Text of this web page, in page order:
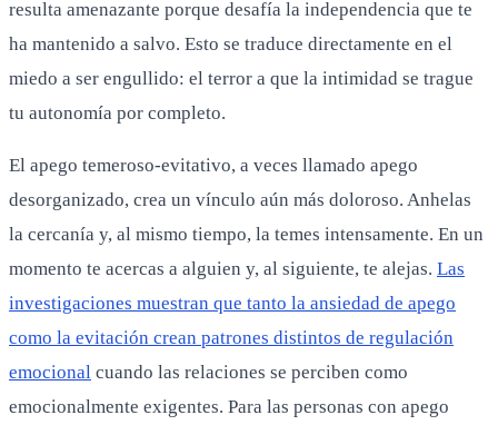
resulta amenazante porque desafía la independencia que te
ha mantenido a salvo. Esto se traduce directamente en el
miedo a ser engullido: el terror a que la intimidad se trague
tu autonomía por completo.
El apego temeroso-evitativo, a veces llamado apego
desorganizado, crea un vínculo aún más doloroso. Anhelas
la cercanía y, al mismo tiempo, la temes intensamente. En un
momento te acercas a alguien y, al siguiente, te alejas. Las
investigaciones muestran que tanto la ansiedad de apego
como la evitación crean patrones distintos de regulación
emocional cuando las relaciones se perciben como
emocionalmente exigentes. Para las personas con apego